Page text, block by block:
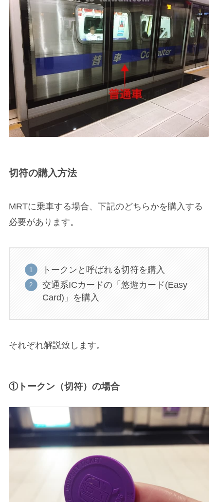
切符の購入方法
MRTに乗車する場合、下記のどちらかを購入する
必要があります。
トークンと呼ばれる切符を購入
交通系ICカードの 「悠遊カード(Easy
Card)」 を購入
それぞれ解説致します。
①トークン（切符）の場合